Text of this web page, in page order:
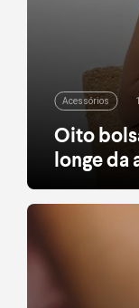
Acessórios
Oito
longe da
Quem disse
praia? Veja